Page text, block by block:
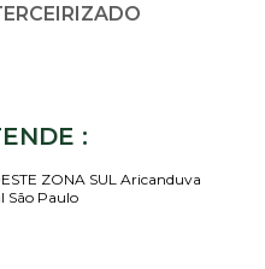
:
ZONA SUL Aricanduva
São Paulo